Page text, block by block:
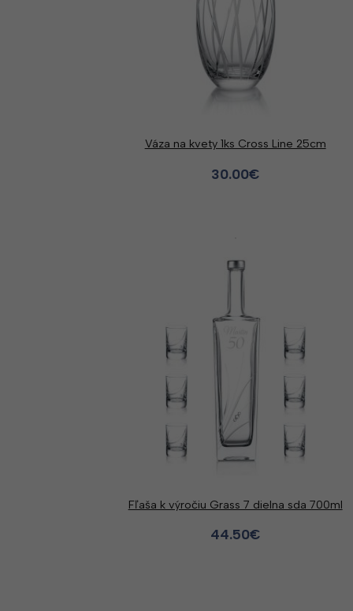
Váza na kvety 1ks Cross Line 25cm
30.00€
Fľaša k výročiu Grass 7 dielna sda 700ml
44.50€